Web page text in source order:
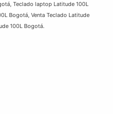
Teclado laptop Latitude 100L
Bogotá, Venta Teclado Latitude
100L Bogotá.